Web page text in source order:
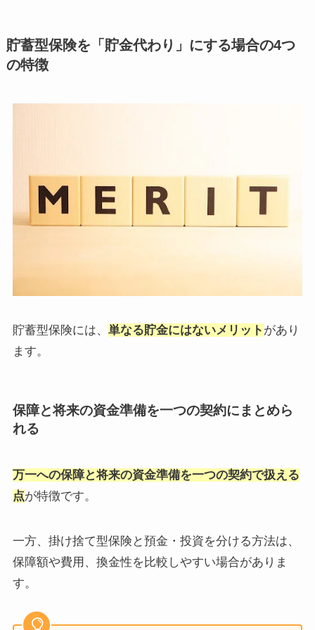
貯蓄型保険を「貯金代わり」にする場合の4つ
の特徴
貯蓄型保険には、 単なる貯金にはないメリット があり
ます。
保障と将来の資金準備を一つの契約にまとめら
れる
万一への保障と将来の資金準備を一つの契約で扱える
点が特徴です。
一方、掛け捨て型保険と預金・投資を分ける方法は、
保障額や費用、換金性を比較しやすい場合がありま
す。